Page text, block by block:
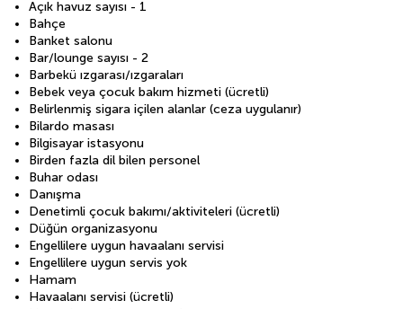
Açık havuz sayısı - 1
Bahçe
Banket salonu
Bar/lounge sayısı - 2
Barbekü ızgarası/ızgaraları
Bebek veya çocuk bakım hizmeti (ücretli)
Belirlenmiş sigara içilen alanlar (ceza uygulanır)
Bilardo masası
Bilgisayar istasyonu
Birden fazla dil bilen personel
Buhar odası
Danışma
Denetimli çocuk bakımı/aktiviteleri (ücretli)
Düğün organizasyonu
Engellilere uygun havaalanı servisi
Engellilere uygun servis yok
Hamam
Havaalanı servisi (ücretli)